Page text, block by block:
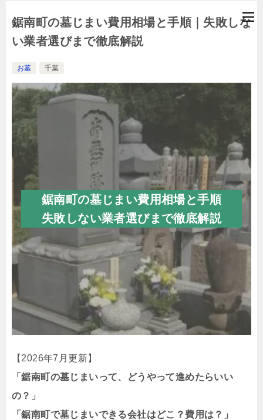
鋸南町の墓じまい費用相場と手順｜失敗しな
い業者選びまで徹底解説
お墓 千葉
鋸南町の墓じまい費用相場と手順
失敗しない業者選びまで徹底解説
【2026年7月更新】
「鋸南町の墓じまいって、どうやって進めたらいい
の？」
「鋸南町で墓じまいできる会社はどこ？費用は？」